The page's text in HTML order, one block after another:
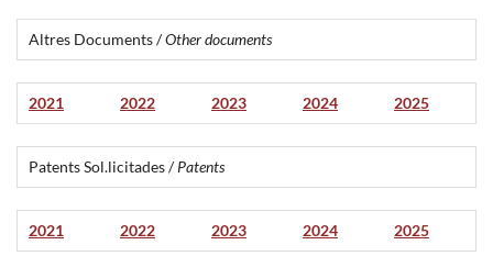
Altres Documents /Other documents
2021 2022 2023 2024 2025
Patents Sol.licitades /Patents
2021 2022 2023 2024 2025